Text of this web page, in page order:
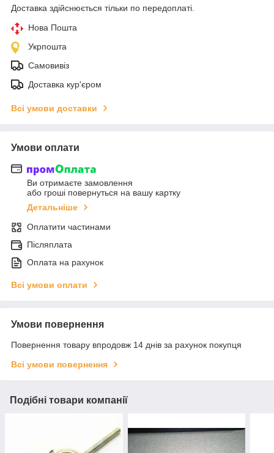
Доставка здійснюється тільки по передоплаті.
Нова Пошта
Укрпошта
Самовивіз
Доставка кур'єром
Всі умови доставки
Умови оплати
Ви отримаєте замовлення
або гроші повернуться на вашу картку
Детальніше
Оплатити частинами
Післяплата
Оплата на рахунок
Всі умови оплати
Умови повернення
Повернення товару впродовж 14 днів за рахунок покупця
Всі умови повернення
Подібні товари компанії